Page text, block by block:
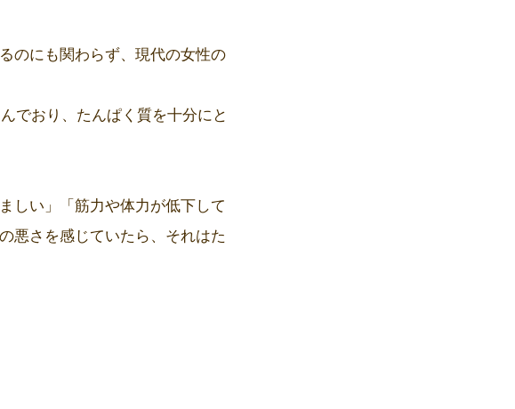
のにも関わらず、現代の女性の
でおり、たんぱく質を十分にと
しい」「筋力や体力が低下して
悪さを感じていたら、それはた